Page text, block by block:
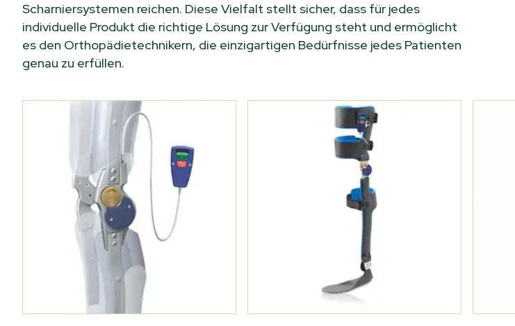
Scharniersystemen reichen. Diese Vielfalt stellt sicher, dass für jedes
individuelle Produkt die richtige Lösung zur Verfügung steht und ermöglicht
es den Orthopädietechnikern, die einzigartigen Bedürfnisse jedes Patienten
genau zu erfüllen.